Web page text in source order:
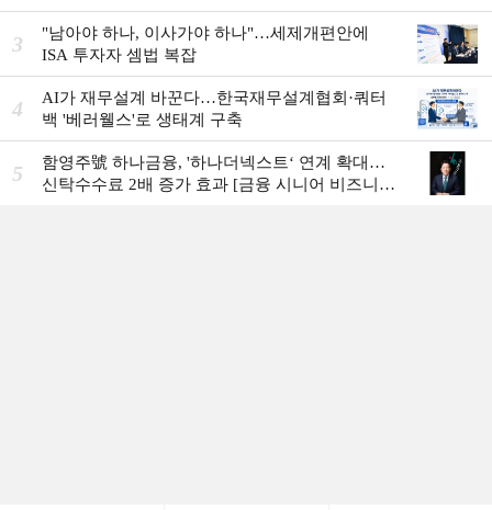
3
"남아야 하나, 이사가야 하나"…세제개편안에
ISA 투자자 셈법 복잡
4
AI가 재무설계 바꾼다…한국재무설계협회·쿼터
백 '베러웰스'로 생태계 구축
5
함영주號 하나금융, '하나더넥스트‘ 연계 확대…
신탁수수료 2배 증가 효과 [금융 시니어 비즈니스